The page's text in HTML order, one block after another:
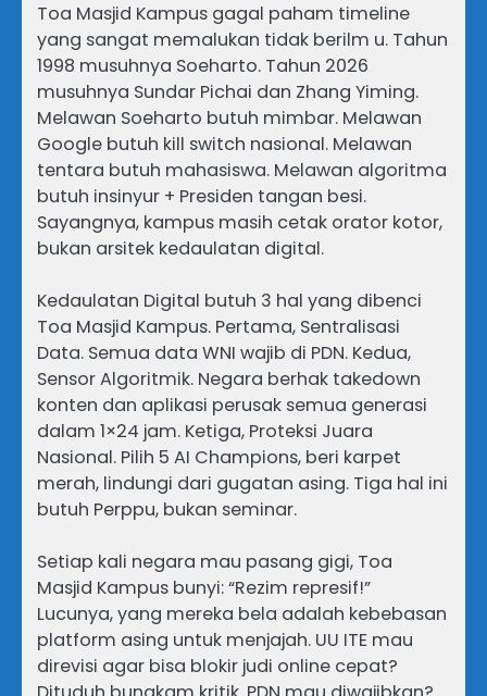
Toa Masjid Kampus gagal paham timeline
yang sangat memalukan tidak berilm u. Tahun
1998 musuhnya Soeharto. Tahun 2026
musuhnya Sundar Pichai dan Zhang Yiming.
Melawan Soeharto butuh mimbar. Melawan
Google butuh kill switch nasional. Melawan
tentara butuh mahasiswa. Melawan algoritma
butuh insinyur + Presiden tangan besi.
Sayangnya, kampus masih cetak orator kotor,
bukan arsitek kedaulatan digital.
Kedaulatan Digital butuh 3 hal yang dibenci
Toa Masjid Kampus. Pertama, Sentralisasi
Data. Semua data WNI wajib di PDN. Kedua,
Sensor Algoritmik. Negara berhak takedown
konten dan aplikasi perusak semua generasi
dalam 1×24 jam. Ketiga, Proteksi Juara
Nasional. Pilih 5 AI Champions, beri karpet
merah, lindungi dari gugatan asing. Tiga hal ini
butuh Perppu, bukan seminar.
Setiap kali negara mau pasang gigi, Toa
Masjid Kampus bunyi: “Rezim represif!”
Lucunya, yang mereka bela adalah kebebasan
platform asing untuk menjajah. UU ITE mau
direvisi agar bisa blokir judi online cepat?